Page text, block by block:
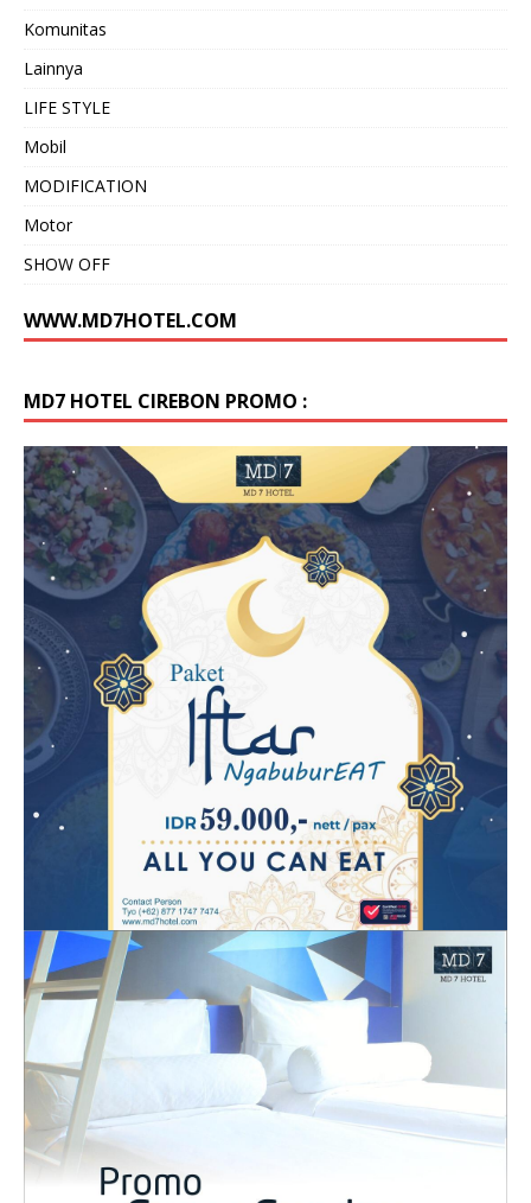
Komunitas
Lainnya
LIFE STYLE
Mobil
MODIFICATION
Motor
SHOW OFF
WWW.MD7HOTEL.COM
MD7 HOTEL CIREBON PROMO :